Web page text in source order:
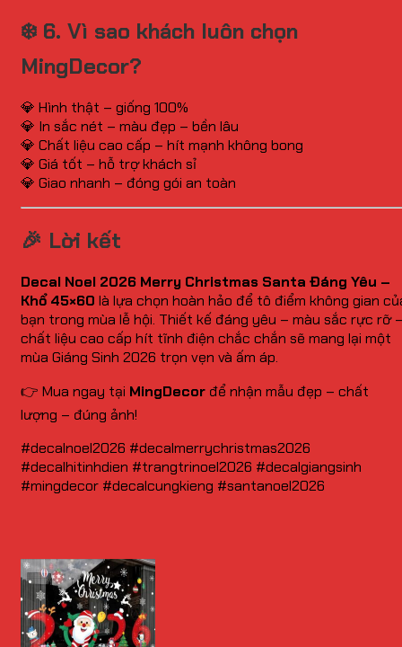
❄️ 6. Vì sao khách luôn chọn
MingDecor?
💎 Hình thật – giống 100%
💎 In sắc nét – màu đẹp – bền lâu
💎 Chất liệu cao cấp – hít mạnh không bong
💎 Giá tốt – hỗ trợ khách sỉ
💎 Giao nhanh – đóng gói an toàn
🎉 Lời kết
Decal Noel 2026 Merry Christmas Santa Đáng Yêu –
Khổ 45×60 là lựa chọn hoàn hảo để tô điểm không gian
bạn trong mùa lễ hội. Thiết kế đáng yêu – màu sắc rực rỡ
chất liệu cao cấp hít tĩnh điện chắc chắn sẽ mang lại một
mùa Giáng Sinh 2026 trọn vẹn và ấm áp.
👉 Mua ngay tại MingDecor để nhận mẫu đẹp – chất
lượng – đúng ảnh!
#decalnoel2026 #decalmerrychristmas2026
#decalhitinhdien #trangtrinoel2026 #decalgiangsinh
#mingdecor #decalcungkieng #santanoel2026